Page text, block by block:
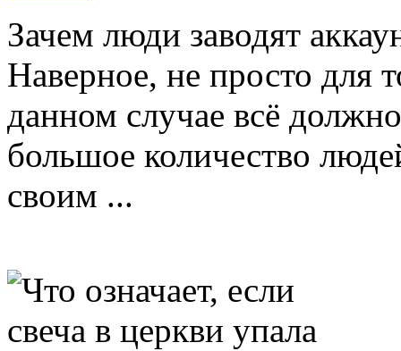
Зачем люди заводят
Наверное, не просто для
данном случае всё
большое количество
своим ...